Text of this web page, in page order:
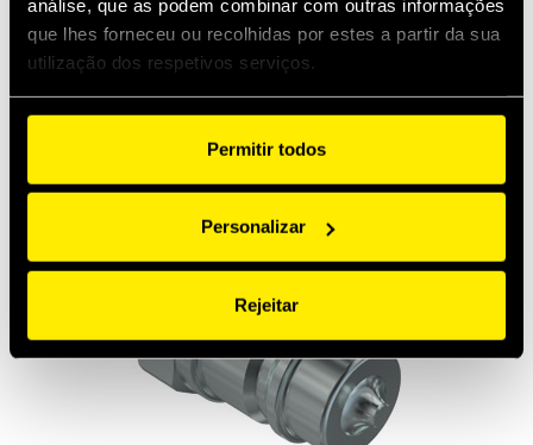
análise, que as podem combinar com outras informações
que lhes forneceu ou recolhidas por estes a partir da sua
utilização dos respetivos serviços.
Permitir todos
Personalizar
Rejeitar
couplings connectable.